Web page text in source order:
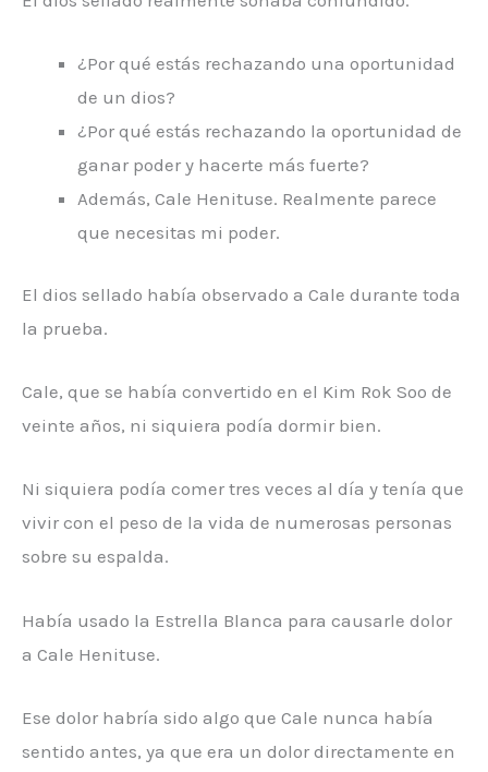
¿Por qué estás rechazando una oportunidad
de un dios?
¿Por qué estás rechazando la oportunidad de
ganar poder y hacerte más fuerte?
Además, Cale Henituse. Realmente parece
que necesitas mi poder.
El dios sellado había observado a Cale durante toda
la prueba.
Cale, que se había convertido en el Kim Rok Soo de
veinte años, ni siquiera podía dormir bien.
Ni siquiera podía comer tres veces al día y tenía que
vivir con el peso de la vida de numerosas personas
sobre su espalda.
Había usado la Estrella Blanca para causarle dolor
a Cale Henituse.
Ese dolor habría sido algo que Cale nunca había
sentido antes, ya que era un dolor directamente en